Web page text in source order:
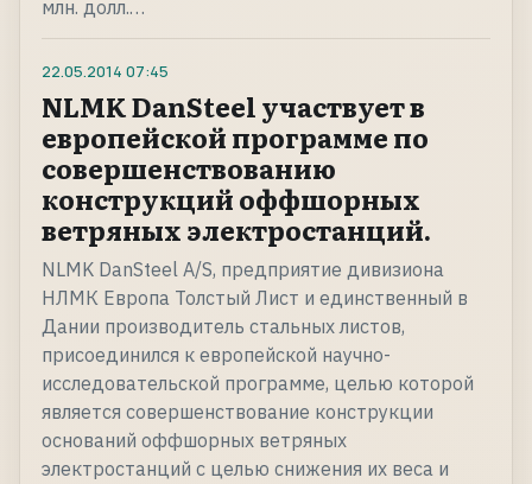
млн. долл.…
22.05.2014 07:45
NLMK DanSteel участвует в
европейской программе по
совершенствованию
конструкций оффшорных
ветряных электростанций.
NLMK DanSteel A/S, предприятие дивизиона
НЛМК Европа Толстый Лист и единственный в
Дании производитель стальных листов,
присоединился к европейской научно-
исследовательской программе, целью которой
является совершенствование конструкции
оснований оффшорных ветряных
электростанций с целью снижения их веса и